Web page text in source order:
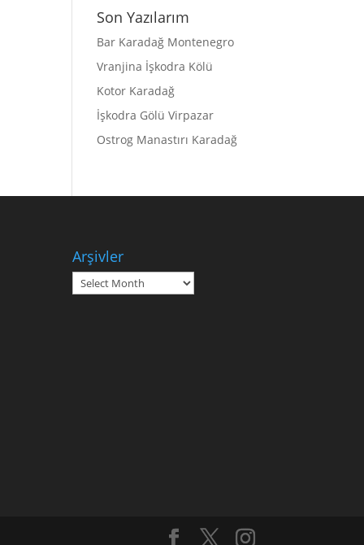
Son Yazılarım
Bar Karadağ Montenegro
Vranjina İşkodra Kölü
Kotor Karadağ
İşkodra Gölü Virpazar
Ostrog Manastırı Karadağ
Arşivler
Arşivler